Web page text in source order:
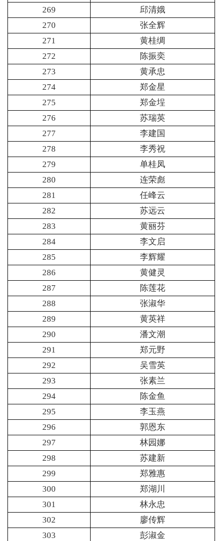
269
邱清娥
270
张全辉
271
黄桂绸
272
陈振奕
273
黄承忠
274
郑金星
275
郑金埕
276
苏瑞英
277
李建国
278
李秀祝
279
单桂凤
280
连荣彪
281
任峰云
282
苏远云
283
黄丽芬
284
李文启
285
李辉耀
286
黄健灵
287
陈莲花
288
张淑华
289
黄英祥
290
潘文潮
291
郑元野
292
吴雪英
293
张素兰
294
陈金鱼
295
李玉燕
296
郭恩东
297
林园娜
298
苏建新
299
郑雅惠
300
郑湖川
301
林永忠
302
廖传辉
303
彭淑金